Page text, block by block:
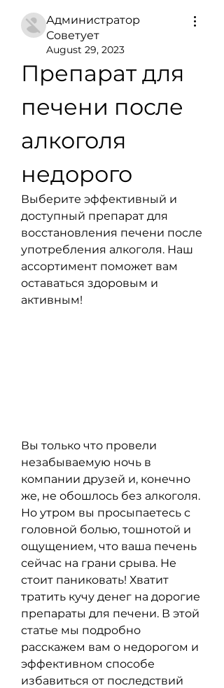
Администратор
Советует
August 29, 2023
Препарат для
печени после
алкоголя
недорого
Выберите эффективный и
доступный препарат для
восстановления печени после
употребления алкоголя. Наш
ассортимент поможет вам
оставаться здоровым и
активным!
Вы только что провели
незабываемую ночь в
компании друзей и, конечно
же, не обошлось без алкоголя.
Но утром вы просыпаетесь с
головной болью, тошнотой и
ощущением, что ваша печень
сейчас на грани срыва. Не
стоит паниковать! Хватит
тратить кучу денег на дорогие
препараты для печени. В этой
статье мы подробно
расскажем вам о недорогом и
эффективном способе
избавиться от последствий